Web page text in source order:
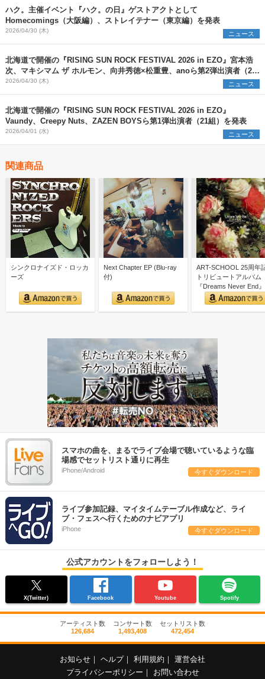
ハク。主催イベント『ハク。の日』ゲストアクトとして
Homecomings（大阪編）、ストレイテナー（東京編）を発表
2026/04/30 (木) ニュース
北海道で開催の『RISING SUN ROCK FESTIVAL 2026 in EZO』宮本浩
次、マキシマム ザ ホルモン、向井秀徳×松重豊、anoら第2弾出演者（26
組）を発表
2026/04/30 (木) ニュース
北海道で開催の『RISING SUN ROCK FESTIVAL 2026 in EZO』
Vaundy、Creepy Nuts、ZAZEN BOYSら第1弾出演者（21組）を発表
2026/04/01 (水) ニュース
関連商品
シンクロナイズド・ロッカ
ーズ
Next Chapter EP (Blu-ray
付)
ART-SCHOOL 25周年
トリビュートアルバム
『Dreams Never End』
スマホの曲を、まるでライブ会場で聴いているような臨
場感でセットリスト通りに再生
iPhone/Android 今すぐダウンロード
ライブ参加記録、マイタイムテーブル作成など、ライ
ブ・フェスへ行くためのナビアプリ
iPhone 今すぐダウンロード
公式アカウントをフォローしよう！
X(Twitter) Facebook Youtube Spotify
アーティスト数
126,684
コンサート数
1,493,408
セットリスト数
472,454
お知らせ ヘルプ 利用規約
運営会社
プライバシーポリシー
お問い合わせ